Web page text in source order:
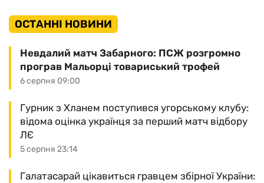
ОСТАННІ НОВИНИ
6 серпня 09:00
Невдалий матч Забарного: ПСЖ розгромно
програв Мальорці товариський трофей
5 серпня 23:14
Гурник з Хланем поступився угорському клубу:
відома оцінка українця за перший матч відбору
ЛЄ
Галатасарай цікавиться гравцем збірної України: